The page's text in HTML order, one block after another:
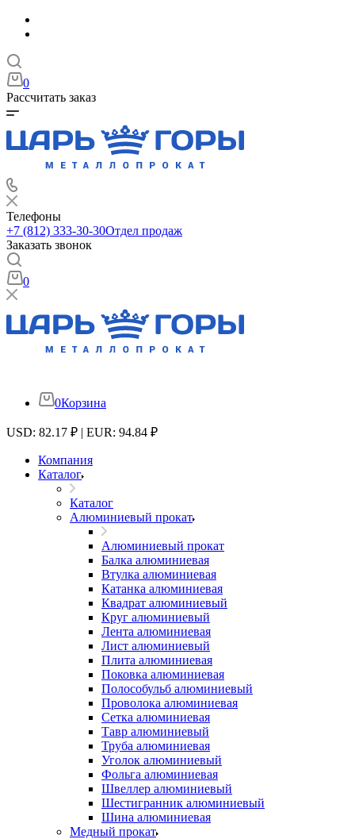
0
Рассчитать заказ
Телефоны
+7 (812) 333-30-30Отдел продаж
Заказать звонок
0
0Корзина
USD: 82.17 ₽ | EUR: 94.84 ₽
Компания
Каталог
Каталог
Алюминиевый прокат
Алюминиевый прокат
Балка алюминиевая
Втулка алюминиевая
Катанка алюминиевая
Квадрат алюминиевый
Круг алюминиевый
Лента алюминиевая
Лист алюминиевый
Плита алюминиевая
Поковка алюминиевая
Полособульб алюминиевый
Проволока алюминиевая
Сетка алюминиевая
Тавр алюминиевый
Труба алюминиевая
Уголок алюминиевый
Фольга алюминиевая
Швеллер алюминиевый
Шестигранник алюминиевый
Шина алюминиевая
Медный прокат